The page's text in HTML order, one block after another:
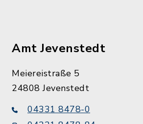
Amt Jevenstedt
Meiereistraße 5
24808 Jevenstedt
04331 8478-0